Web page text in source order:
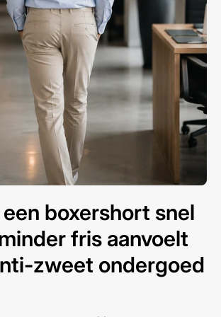
boxershort snel
fris aanvoelt
zweet ondergoed